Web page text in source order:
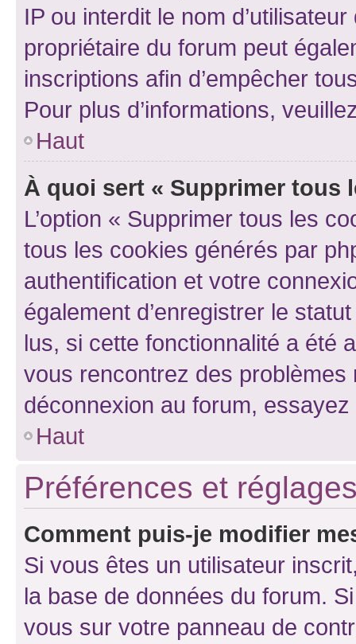
IP ou interdit le nom
propriétaire du forum peut
inscriptions afin d’empêcher
Pour plus d’informations,
Haut
À quoi sert « Supprimer tous
L’option « Supprimer tous les
tous les cookies générés par
authentification et votre
également d’enregistrer le
lus, si cette fonctionnalité a été
vous rencontrez des
déconnexion au forum,
Haut
Préférences et
Comment puis-je modifier
Si vous êtes un utilisateur
la base de données du forum.
vous sur votre panneau de